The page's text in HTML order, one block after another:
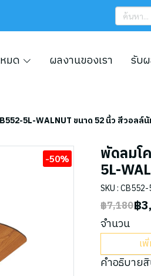
มด ผลงานของเรา รับ
5L-WALNUT ขนาด 52 นิ้ว สีวอลล์
-50% พัดลมโ
5L-
SKU :
฿7,180฿
จำนวน
เ
คำอธิบาย